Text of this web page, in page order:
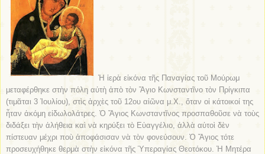
Ἡ ἱερὰ εἰκόνα τῆς Παναγίας τοῦ Μούρωμ
μεταφέρθηκε στὴν πόλη αὐτὴ ἀπὸ τὸν Ἅγιο Κωνσταντῖνο τὸν Πρίγκιπα
(τιμᾶται 3 Ἰουλίου), στὶς ἀρχὲς τοῦ 12ου αἰῶνα μ.Χ., ὅταν οἱ κάτοικοί της
ἦταν ἀκόμη εἰδωλολάτρες. Ὁ Ἅγιος Κωνσταντῖνος προσπαθοῦσε νὰ τοὺς
διδάξει τὴν ἀλήθεια καὶ νὰ κηρύξει τὸ Εὐαγγέλιο, ἀλλὰ αὐτοὶ δὲν
πίστευαν μέχρι ποὺ ἀποφάσισαν νὰ τὸν φονεύσουν. Ὁ Ἅγιος τότε
προσευχήθηκε θερμὰ στὴν εἰκόνα τῆς Ὑπεραγίας Θεοτόκου. Ἡ Μητέρα